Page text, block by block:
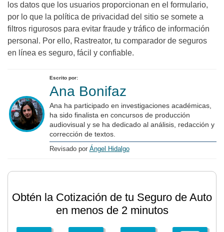
los datos que los usuarios proporcionan en el formulario,
por lo que la política de privacidad del sitio se somete a
filtros rigurosos para evitar fraude y tráfico de información
personal. Por ello, Rastreator, tu comparador de seguros
en línea es seguro, fácil y confiable.
Escrito por:
Ana Bonifaz
Ana ha participado en investigaciones académicas,
ha sido finalista en concursos de producción
audiovisual y se ha dedicado al análisis, redacción y
corrección de textos.
Revisado por Ángel Hidalgo
Obtén la Cotización de tu Seguro de Auto
en menos de 2 minutos